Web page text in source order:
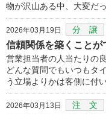
物が沢山ある中、大変だ
2026年03月19日 分 譲
信頼関係を築くことが
営業担当者の人当たりの
どんな質問でもいつもタ
う立場よりかは客側に付
2026年03月13日 注 文